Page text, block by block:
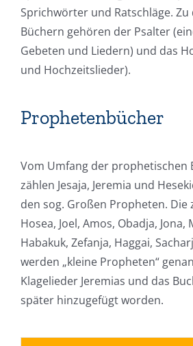
Sprichwörter und Ratschläge.
Büchern gehören der Psalter
Gebeten und Liedern) und das
und Hochzeitslieder).
Prophetenbücher
Vom Umfang der prophetischen
zählen Jesaja, Jeremia und
den sog. Großen Propheten. Die
Hosea, Joel, Amos, Obadja, Jona,
Habakuk, Zefanja, Haggai,
werden „kleine Propheten“
Klagelieder Jeremias und das
später hinzugefügt worden.